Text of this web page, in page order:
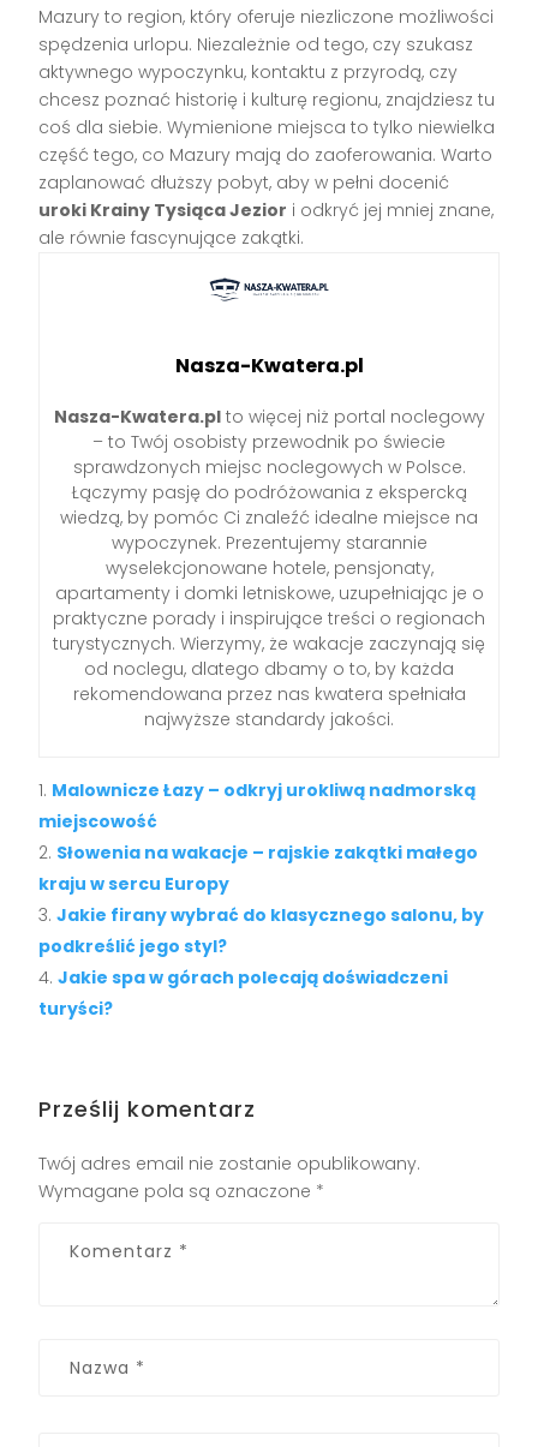
Mazury to region, który oferuje niezliczone możliwości
spędzenia urlopu. Niezależnie od tego, czy szukasz
aktywnego wypoczynku, kontaktu z przyrodą, czy
chcesz poznać historię i kulturę regionu, znajdziesz tu
coś dla siebie. Wymienione miejsca to tylko niewielka
część tego, co Mazury mają do zaoferowania. Warto
zaplanować dłuższy pobyt, aby w pełni docenić
uroki Krainy Tysiąca Jezior i odkryć jej mniej znane,
ale równie fascynujące zakątki.
Nasza-Kwatera.pl
Nasza-Kwatera.plto więcej niż portal noclegowy
– to Twój osobisty przewodnik po świecie
sprawdzonych miejsc noclegowych w Polsce.
Łączymy pasję do podróżowania z ekspercką
wiedzą, by pomóc Ci znaleźć idealne miejsce na
wypoczynek. Prezentujemy starannie
wyselekcjonowane hotele, pensjonaty,
apartamenty i domki letniskowe, uzupełniając je o
praktyczne porady i inspirujące treści o regionach
turystycznych. Wierzymy, że wakacje zaczynają się
od noclegu, dlatego dbamy o to, by każda
rekomendowana przez nas kwatera spełniała
najwyższe standardy jakości.
Malownicze Łazy – odkryj urokliwą nadmorską
miejscowość
Słowenia na wakacje – rajskie zakątki małego
kraju w sercu Europy
Jakie firany wybrać do klasycznego salonu, by
podkreślić jego styl?
Jakie spa w górach polecają doświadczeni
turyści?
Prześlij komentarz
Twój adres email nie zostanie opublikowany.
Wymagane pola są oznaczone *